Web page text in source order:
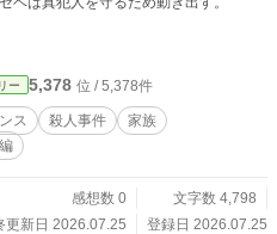
ー 5,378 位 / 5,378件
ス 殺人事件
家族
感想数 0
文字数 4,798
更新日 2026.07.25
登録日 2026.07.25